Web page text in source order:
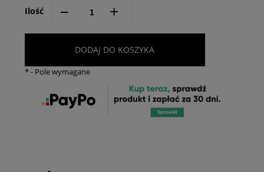
Ilość -- +
DODAJ DO KOSZYKA
*- Pole wymagane